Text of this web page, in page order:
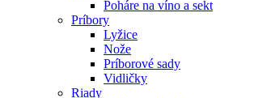
Poháre na víno a sekt
Príbory
Lyžice
Nože
Príborové sady
Vidličky
Riady